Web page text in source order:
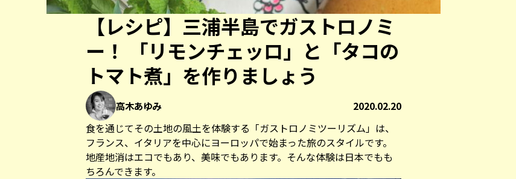
【レシピ】三浦半島でガストロノミ
ー！ 「リモンチェッロ」と「タコの
トマト煮」を作りましょう
高木あゆみ 2020.02.20
食を通じてその土地の風土を体験する「ガストロノミツーリズム」は、
フランス、イタリアを中心にヨーロッパで始まった旅のスタイルです。
地産地消はエコでもあり、美味でもあります。そんな体験は日本でもも
ちろんできます。